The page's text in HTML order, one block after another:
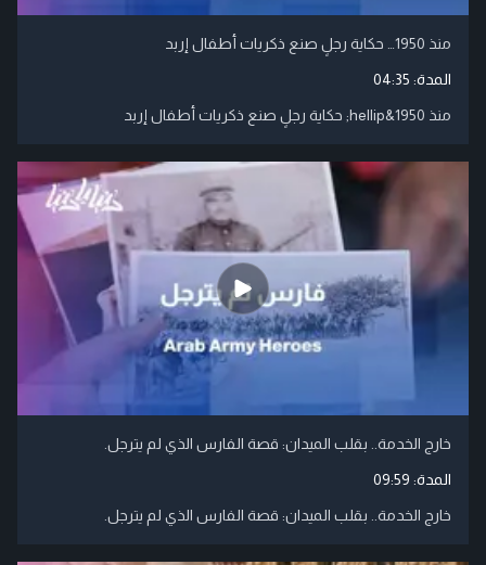
منذ 1950… حكاية رجلٍ صنع ذكريات أطفال إربد
المدة: 04:35
منذ 1950&hellip; حكاية رجلٍ صنع ذكريات أطفال إربد
خارج الخدمة.. بقلب الميدان: قصة الفارس الذي لم يترجل.
المدة: 09:59
خارج الخدمة.. بقلب الميدان: قصة الفارس الذي لم يترجل.